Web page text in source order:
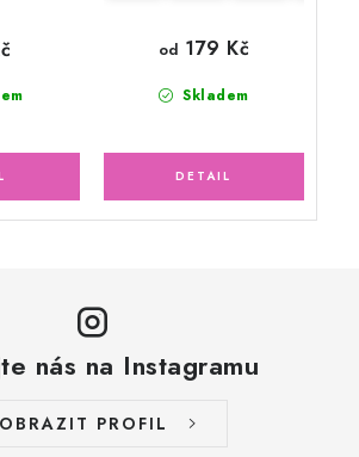
Skladem
od 179 Kč
nás na Instagramu
PROFIL